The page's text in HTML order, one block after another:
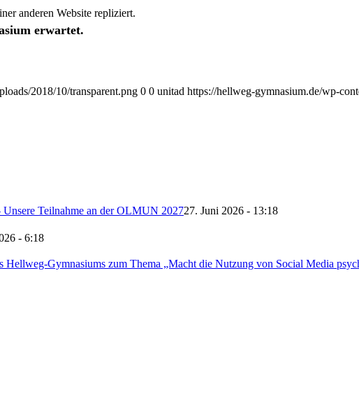
erwartet.
anderen Website repliziert.
2018/10/transparent.png 0 0 unitad https://hellweg-gymnasium.de/wp-
Unsere Teilnahme an der OLMUN 202727. Juni 2026 - 13:18
- 6:18
Hellweg-Gymnasiums zum Thema „Macht die Nutzung von Social Media